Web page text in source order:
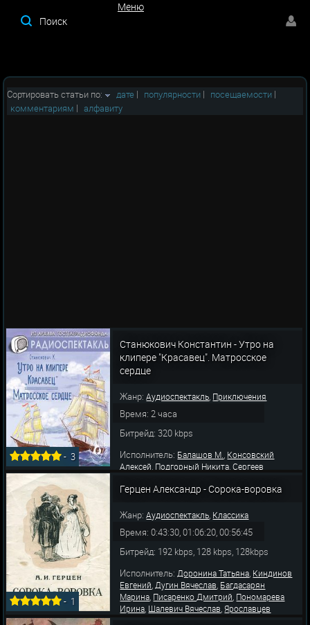
Меню
Сортировать статьи по: дате | популярности | посещаемости |
комментариям | алфавиту
-3
Станюкович Константин - Утро на
клипере "Красавец". Матросское
сердце
Жанр:Аудиоспектакль, Приключения
Время: 2 часа
Битрейд: 320 kbps
Исполнитель: Балашов М. , Консовский
Алексей, Подгорный Никита,Сергеев
Геннадий,Савич Юрий,Куликов Георгий,
Борис ,Анисимов Вячеслав,Ткаченко Виктор
- 1
Герцен Александр - Сорока-воровка
Жанр:Аудиоспектакль, Классика
Время: 0:43:30, 01:06:20, 00:56:45
Битрейд: 192 kbps, 128 kbps, 128kbps
Исполнитель:Доронина Татьяна, Киндинов
Евгений,Дугин Вячеслав, Багдасарян
Марина, Писаренко Дмитрий, Пономарева
Ирина, Шалевич Вячеслав,Ярославцев